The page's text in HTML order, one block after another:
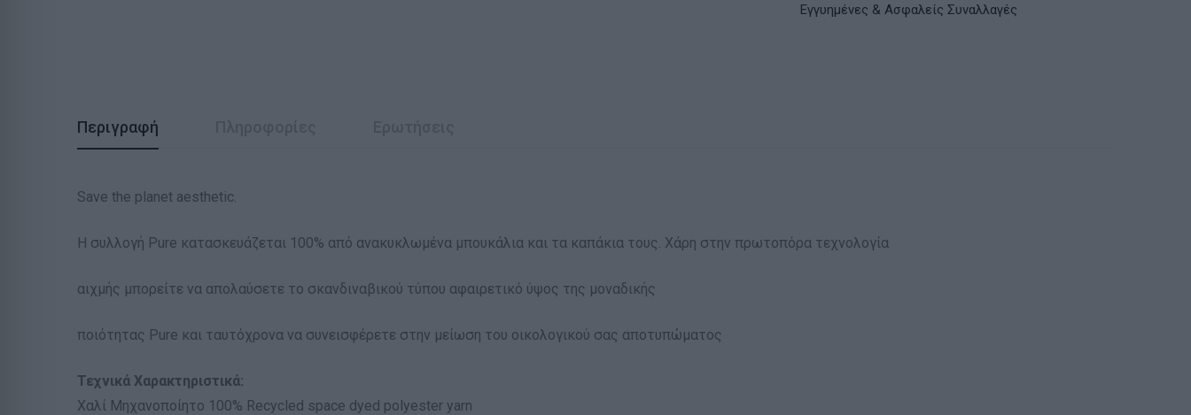
Εγγυημένες & Ασφαλείς Συναλλαγές
Περιγραφή
Save the planet aesthetic.
Η συλλογή Pure κατασκευάζεται 100% από ανακυκλωµένα µπουκάλια και τα καπάκια τους. Χάρη στην πρωτοπόρα τεχνολογία
αιχµής µπορείτε να απολαύσετε το σκανδιναβικού τύπου αφαιρετικό ύψος της µοναδικής
ποιότητας Pure και ταυτόχρονα να συνεισφέρετε στην µείωση του οικολογικού σας αποτυπώµατος
Τεχνικά Χαρακτηριστικά:
Χαλί Μηχανοποίητο 100% Recycled space dyed polyester yarn